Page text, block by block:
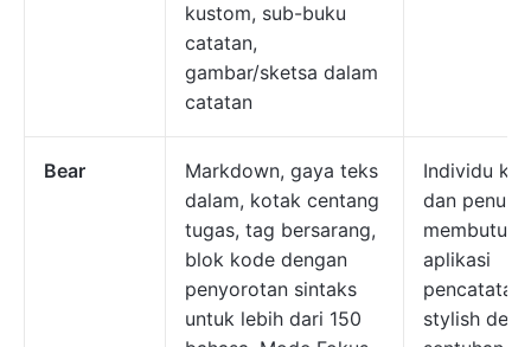
kustom, sub-buku
catatan,
gambar/sketsa dalam
catatan
Bear
Markdown, gaya teks
dalam, kotak centang
tugas, tag bersarang,
blok kode dengan
penyorotan sintaks
untuk lebih dari 150
Individu
dan penulis
aplikasi
pencatatan
stylish